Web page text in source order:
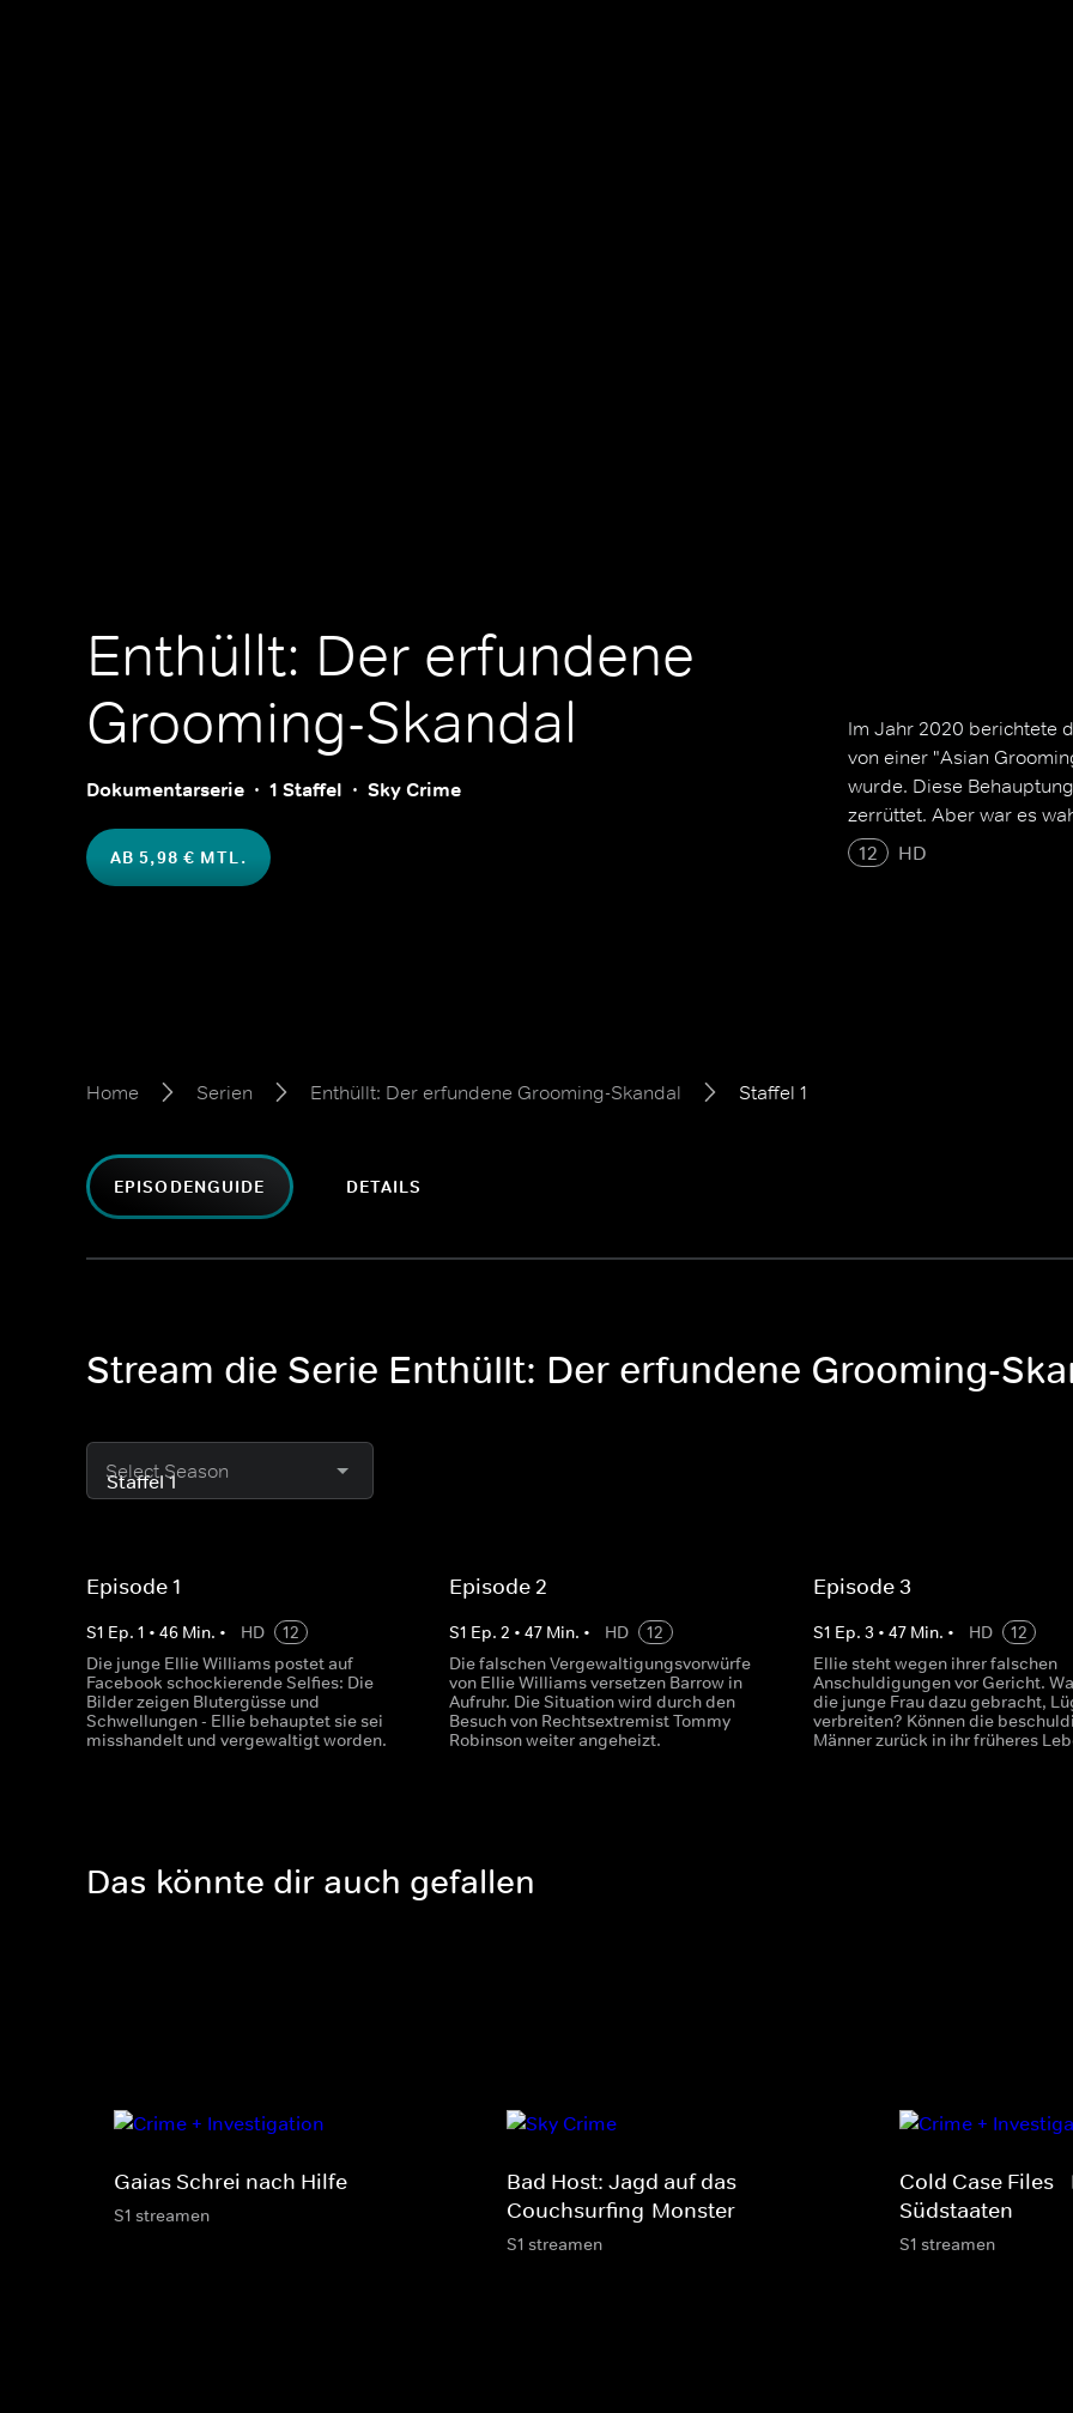
Enthüllt: Der erfundene
Grooming-Skandal
Dokumentarserie 1 Staffel Sky Crime
AB 5,98 € MTL.
Im Jahr 2020 berichtete
von einer "Asian
wurde. Diese
zerrüttet. Aber war es
12
HD
Home Serien Enthüllt: Der erfundene Grooming-Skandal Staffel 1
EPISODENGUIDE DETAILS
Stream die Serie Enthüllt: Der erfundene Grooming-
Select Season
Episode 1
S1 Ep. 1 • 46 Min. • HD
12
Die junge Ellie Williams postet auf
Facebook schockierende Selfies: Die
Bilder zeigen Blutergüsse und
Schwellungen - Ellie behauptet sie sei
misshandelt und vergewaltigt worden.
Episode 2
S1 Ep.2 •47 Min. • HD
12
Die falschen Vergewaltigungsvorwürfe
von Ellie Williams versetzen Barrow in
Aufruhr. Die Situation wird durch den
Besuch von Rechtsextremist Tommy
Robinson weiter angeheizt.
Episode 3
S1 Ep. 3 • 47Min. • HD
12
Ellie steht wegen ihrer falschen
Anschuldigungen vor Gericht.
die junge Frau dazu gebracht,
verbreiten? Können die
Männer zurück in ihr früheres
Das könnte dir auch gefallen
Gaias Schrei nach Hilfe
S1 streamen
Bad Host: Jagd auf das
Couchsurfing-Monster
S1 streamen
Cold Case Files
Südstaaten
S1 streamen